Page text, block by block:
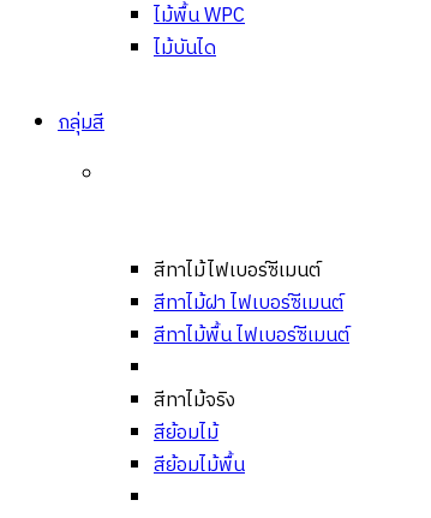
ไม้พื้น WPC
ไม้บันได
กลุ่มสี
สีทาไม้ไฟเบอร์ซีเมนต์
สีทาไม้ฝา ไฟเบอร์ซีเมนต์
สีทาไม้พื้น ไฟเบอร์ซีเมนต์
สีทาไม้จริง
สีย้อมไม้
สีย้อมไม้พื้น